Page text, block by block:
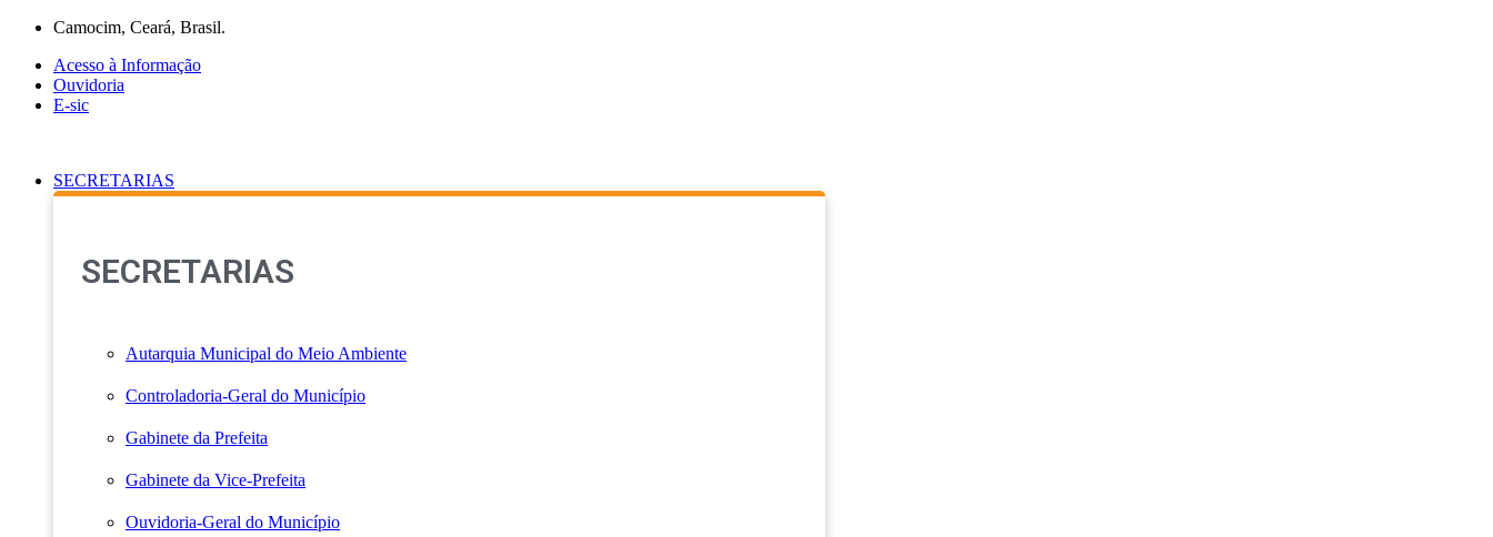
conteúdo
Camocim, Ceará, Brasil.
Acesso à Informação
Ouvidoria
E-sic
SECRETARIAS
SECRETARIAS
Autarquia Municipal do Meio Ambiente
Controladoria-Geral do Município
Gabinete da Prefeita
Gabinete da Vice-Prefeita
Ouvidoria-Geral do Município